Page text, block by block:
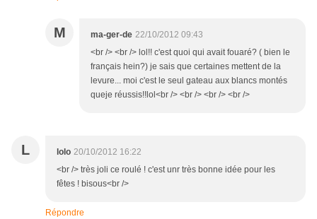
M ma-ger-de 22/10/2012 09:43
<br /> <br /> lol!! c'est quoi qui avait fouaré? ( bien le
français hein?) je sais que certaines mettent de la
levure... moi c'est le seul gateau aux blancs montés
queje réussis!!lol<br /> <br /> <br /> <br />
L lolo 20/10/2012 16:22
<br /> très joli ce roulé ! c'est unr très bonne idée pour les
fêtes ! bisous<br />
Répondre